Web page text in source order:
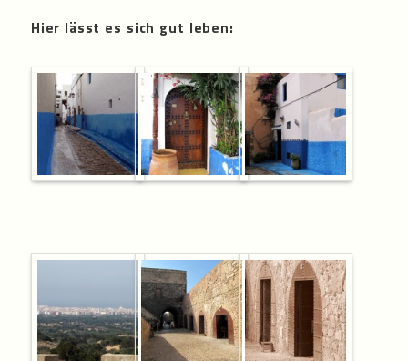
Hier lässt es sich gut leben: